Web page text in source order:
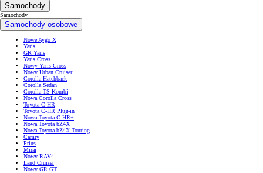
Samochody
Samochody
Samochody osobowe
Nowe Aygo X
Yaris
GR Yaris
Yaris Cross
Nowy Yaris Cross
Nowy Urban Cruiser
Corolla Hatchback
Corolla Sedan
Corolla TS Kombi
Nowa Corolla Cross
Toyota C-HR
Toyota C-HR Plug-in
Nowa Toyota C-HR+
Nowa Toyota bZ4X
Nowa Toyota bZ4X Touring
Camry
Prius
Mirai
Nowy RAV4
Land Cruiser
Nowy GR GT